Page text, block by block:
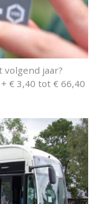
jaar?
€ 3,40 tot € 66,40